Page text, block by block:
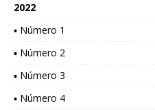
2022
▪ Número 1
▪ Número 2
▪ Número 3
▪ Número 4